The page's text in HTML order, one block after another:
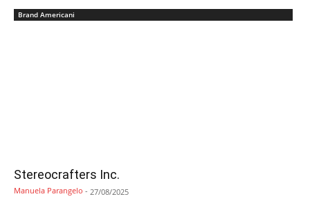
Brand Americani
Stereocrafters Inc.
Manuela Parangelo - 27/08/2025